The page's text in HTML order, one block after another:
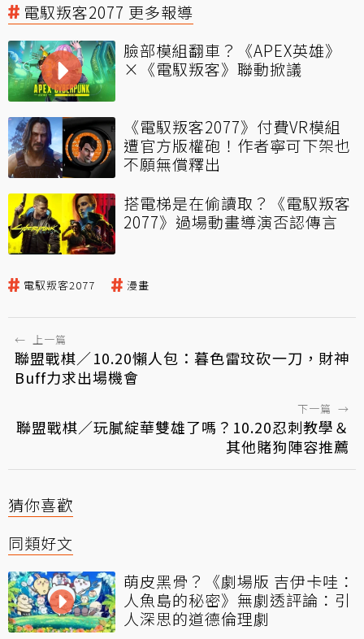
電馭叛客2077 更多報導
臉部模組翻車？《APEX英雄》
×《電馭叛客》聯動掀議
《電馭叛客2077》付費VR模組
遭官方版權砲！作者寧可下架也
不願無償釋出
搭電梯是在偷讀取？《電馭叛客
2077》過場動畫導演否認傳言
電馭叛客2077 漫畫
← 上一篇
聯盟戰棋／10.20懶人包：暮色雷玟砍一刀，財神
Buff力求出場機會
下一篇 →
聯盟戰棋／玩膩綻華雙雄了嗎？10.20忍刺教學＆
其他賭狗陣容推薦
猜你喜歡
同類好文
萌皮黑骨？《劇場版 吉伊卡哇：
人魚島的秘密》無劇透評論：引
人深思的道德倫理劇